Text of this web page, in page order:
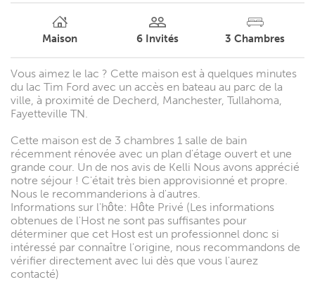
Maison 6 Invités 3 Chambres
Vous aimez le lac ? Cette maison est à quelques minutes
du lac Tim Ford avec un accès en bateau au parc de la
ville, à proximité de Decherd, Manchester, Tullahoma,
Fayetteville TN.
Cette maison est de 3 chambres 1 salle de bain
récemment rénovée avec un plan d'étage ouvert et une
grande cour. Un de nos avis de Kelli Nous avons apprécié
notre séjour ! C'était très bien approvisionné et propre.
Nous le recommanderions à d'autres.
Informations sur l'hôte: Hôte Privé (Les informations
obtenues de l'Host ne sont pas suffisantes pour
déterminer que cet Host est un professionnel donc si
intéressé par connaître l'origine, nous recommandons de
vérifier directement avec lui dès que vous l'aurez
contacté)